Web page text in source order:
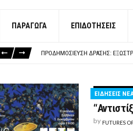
ΠΑΡΆΓΩΓΑ ΕΠΙΔΟΤΉΣΕΙΣ
ΠΡΟΔΗΜΟΣΊΕΥΣΗ ΔΡΆΣΗΣ:
ΤΙ ΕΊΝΑΙ ΧΡΉΜΑ ΚΕΦΑΛΑΙΟ 8Ο
ΤΑΜΕΊΟ ΜΙΚΡΟΠΙΣΤΏΣΕΩΝΕΙΔΗΣΕΙΣ
by FUTURES